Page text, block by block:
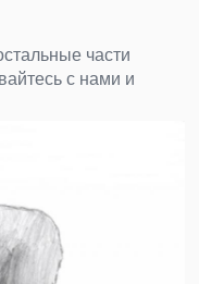
части
с нами и